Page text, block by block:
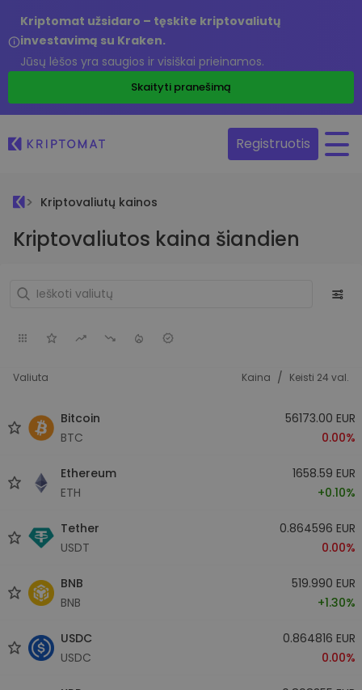
Kriptomat užsidaro – tęskite kriptovaliutų
investavimą su Kraken.
Jūsų lėšos yra saugios ir visiškai prieinamos.
Skaityti pranešimą
Registruotis
Kriptovaliutų kainos
Kriptovaliutos kaina šiandien
Valiuta Kaina / Keisti 24 val.
Bitcoin
BTC
56173.00 EUR
0.00%
Ethereum
ETH
1658.59 EUR
+0.10%
Tether
USDT
0.864596 EUR
0.00%
BNB
BNB
519.990 EUR
+1.30%
USDC
USDC
0.864816 EUR
0.00%